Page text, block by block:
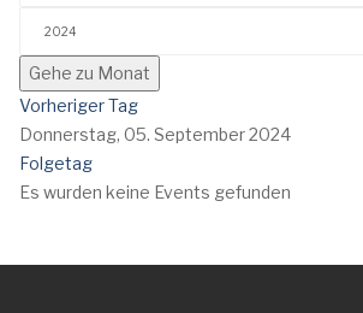
Gehe zu Monat
Vorheriger Tag
Donnerstag, 05. September 2024
Folgetag
Es wurden keine Events gefunden